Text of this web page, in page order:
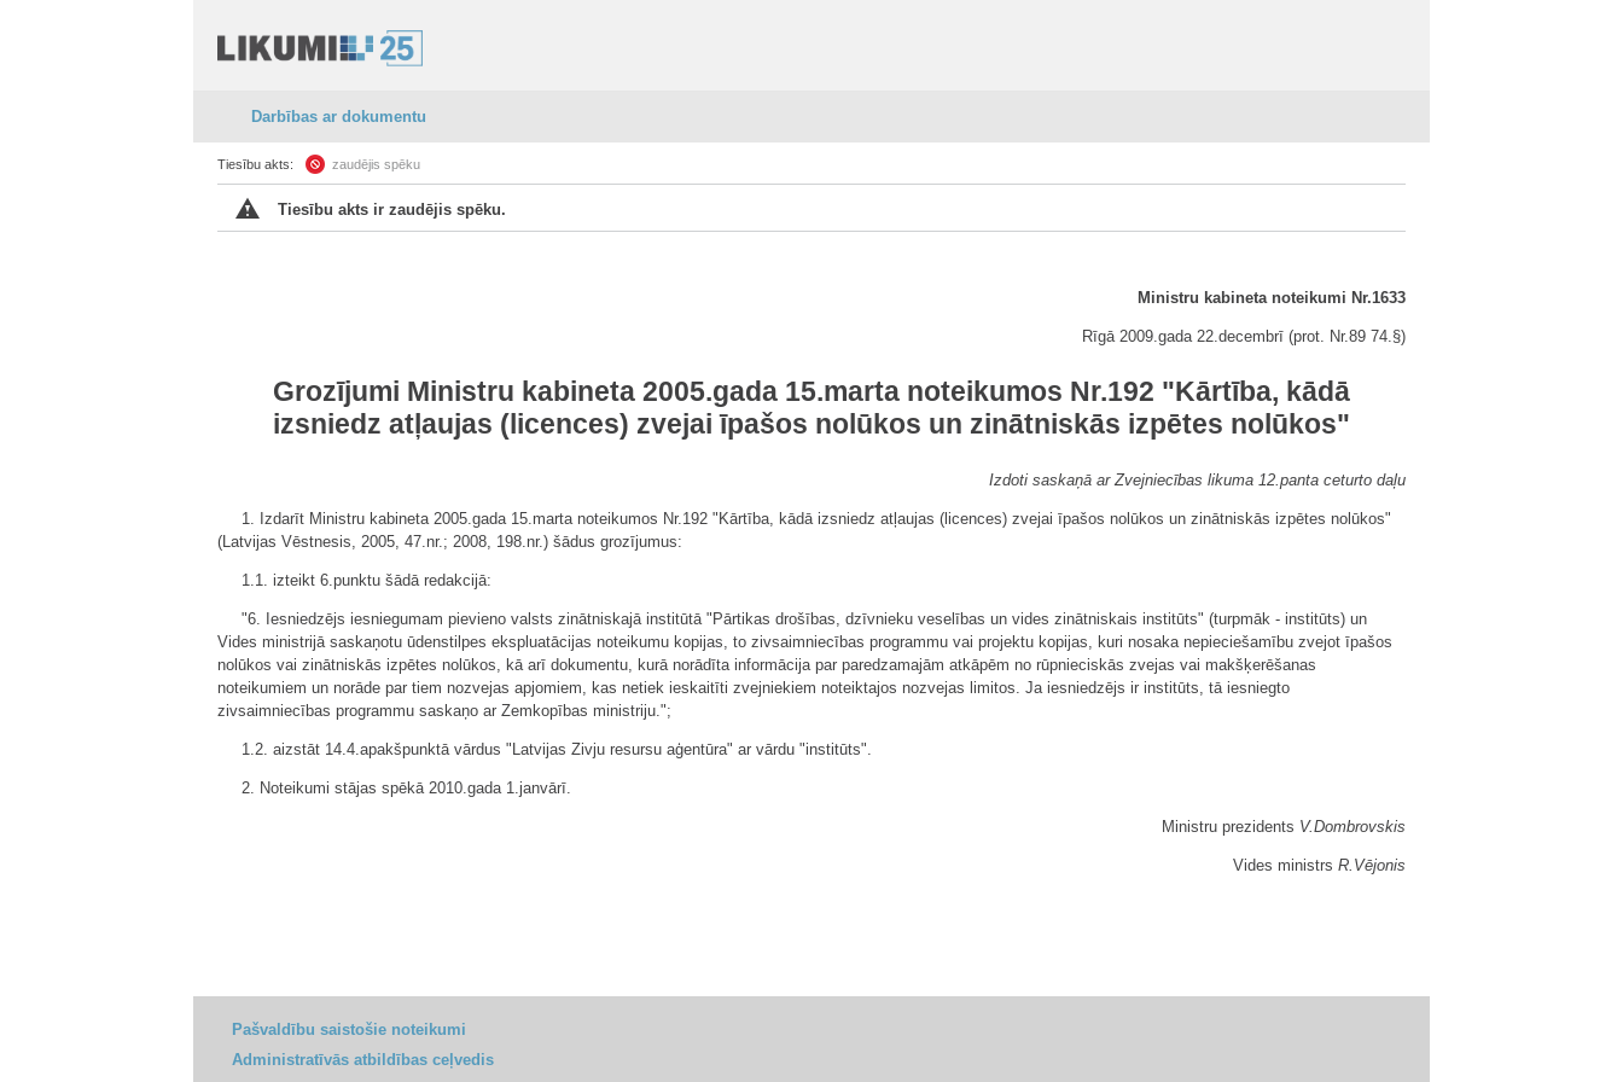
Darbības ar dokumentu
Tiesību akts: zaudējis spēku
Tiesību akts ir zaudējis spēku.
Ministru kabineta noteikumi Nr.1633
Rīgā 2009.gada 22.decembrī (prot. Nr.89 74.§)
Grozījumi Ministru kabineta 2005.gada 15.marta noteikumos Nr.192 "Kārtība, kādā
izsniedz atļaujas (licences) zvejai īpašos nolūkos un zinātniskās izpētes nolūkos"
Izdoti saskaņā ar Zvejniecības likuma 12.panta ceturto daļu
1. Izdarīt Ministru kabineta 2005.gada 15.marta noteikumos Nr.192 "Kārtība, kādā izsniedz atļaujas (licences) zvejai īpašos nolūkos un zinātniskās izpētes nolūkos"
(Latvijas Vēstnesis, 2005, 47.nr.; 2008, 198.nr.) šādus grozījumus:
1.1. izteikt 6.punktu šādā redakcijā:
"6. Iesniedzējs iesniegumam pievieno valsts zinātniskajā institūtā "Pārtikas drošības, dzīvnieku veselības un vides zinātniskais institūts" (turpmāk - institūts) un
Vides ministrijā saskaņotu ūdenstilpes ekspluatācijas noteikumu kopijas, to zivsaimniecības programmu vai projektu kopijas, kuri nosaka nepieciešamību zvejot īpašos
nolūkos vai zinātniskās izpētes nolūkos, kā arī dokumentu, kurā norādīta informācija par paredzamajām atkāpēm no rūpnieciskās zvejas vai makšķerēšanas
noteikumiem un norāde par tiem nozvejas apjomiem, kas netiek ieskaitīti zvejniekiem noteiktajos nozvejas limitos. Ja iesniedzējs ir institūts, tā iesniegto
zivsaimniecības programmu saskaņo ar Zemkopības ministriju.";
1.2. aizstāt 14.4.apakšpunktā vārdus "Latvijas Zivju resursu aģentūra" ar vārdu "institūts".
2. Noteikumi stājas spēkā 2010.gada 1.janvārī.
Ministru prezidents V.Dombrovskis
Vides ministrs R.Vējonis
Pašvaldību saistošie noteikumi
Administratīvās atbildības ceļvedis